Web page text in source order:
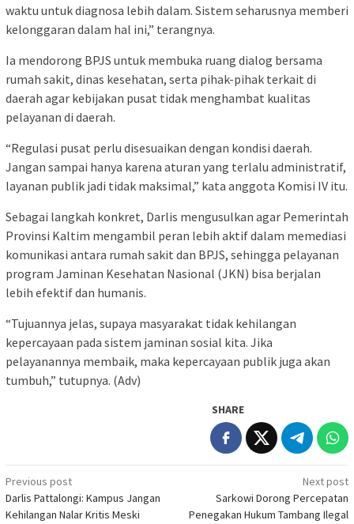
waktu untuk diagnosa lebih dalam. Sistem seharusnya memberi
kelonggaran dalam hal ini,” terangnya.
Ia mendorong BPJS untuk membuka ruang dialog bersama
rumah sakit, dinas kesehatan, serta pihak-pihak terkait di
daerah agar kebijakan pusat tidak menghambat kualitas
pelayanan di daerah.
“Regulasi pusat perlu disesuaikan dengan kondisi daerah.
Jangan sampai hanya karena aturan yang terlalu administratif,
layanan publik jadi tidak maksimal,” kata anggota Komisi IV itu.
Sebagai langkah konkret, Darlis mengusulkan agar Pemerintah
Provinsi Kaltim mengambil peran lebih aktif dalam memediasi
komunikasi antara rumah sakit dan BPJS, sehingga pelayanan
program Jaminan Kesehatan Nasional (JKN) bisa berjalan
lebih efektif dan humanis.
“Tujuannya jelas, supaya masyarakat tidak kehilangan
kepercayaan pada sistem jaminan sosial kita. Jika
pelayanannya membaik, maka kepercayaan publik juga akan
tumbuh,” tutupnya. (Adv)
SHARE
Post
navigation
Previous post
Darlis Pattalongi: Kampus Jangan
Kehilangan Nalar Kritis Meski
Next post
Sarkowi Dorong Percepatan
Penegakan Hukum Tambang Ilegal